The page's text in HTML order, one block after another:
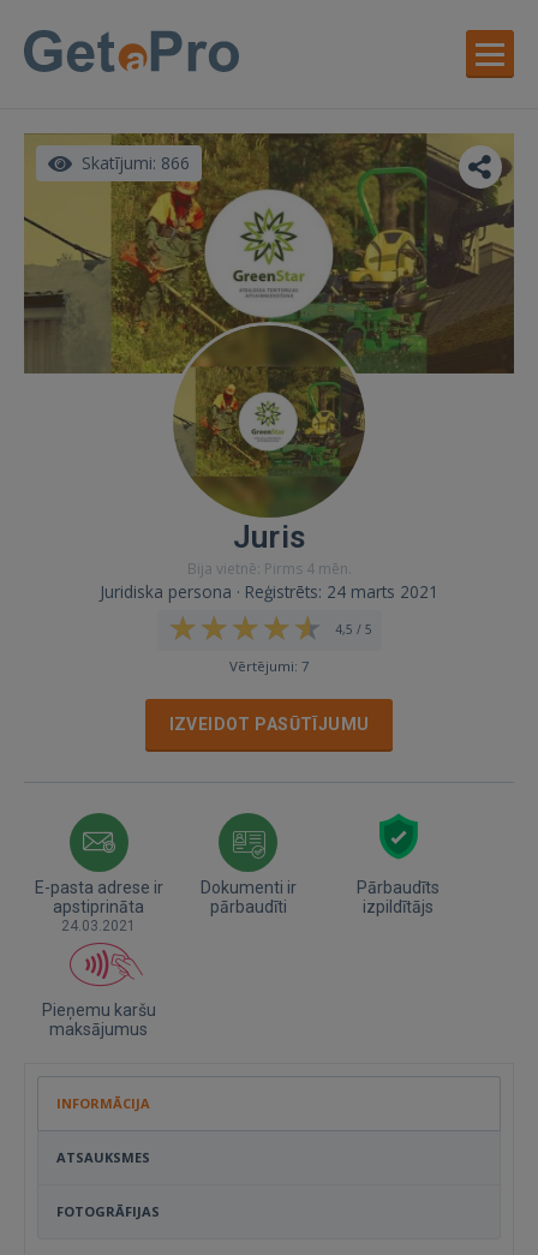
Skatījumi: 866
Juris
Bija vietnē: Pirms 4 mēn.
Juridiska persona · Reģistrēts: 24 marts 2021
4,5 / 5
Vērtējumi: 7
IZVEIDOT PASŪTĪJUMU
E-pasta adrese ir
apstiprināta
24.03.2021
Dokumenti ir
pārbaudīti
Pārbaudīts
izpildītājs
Pieņemu karšu
maksājumus
INFORMĀCIJA
ATSAUKSMES
FOTOGRĀFIJAS